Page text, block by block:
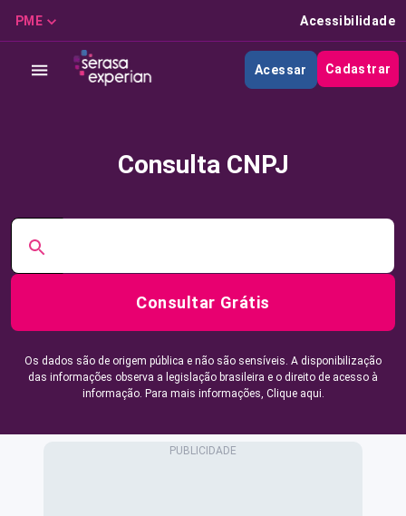
PME Acessibilidade
Acessar Cadastrar
Consulta CNPJ
Consultar Grátis
Os dados são de origem pública e não são sensíveis. A disponibilização
das informações observa a legislação brasileira e o direito de acesso à
informação. Para mais informações, Clique aqui.